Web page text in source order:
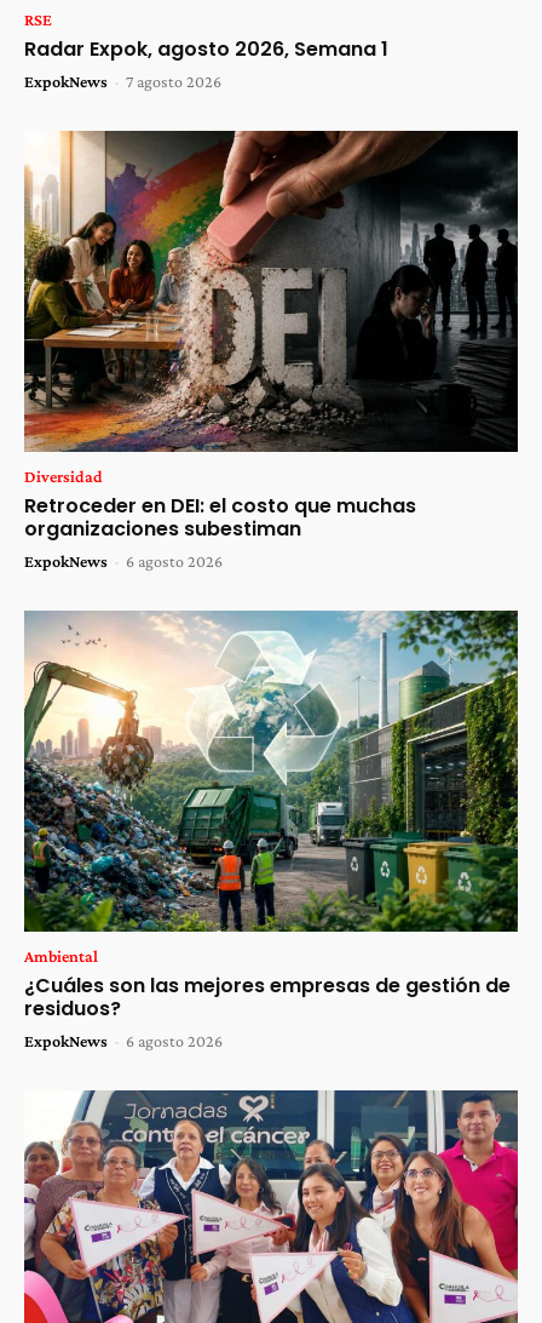
RSE
Radar Expok, agosto 2026, Semana 1
ExpokNews - 7 agosto 2026
Diversidad
Retroceder en DEI: el costo que muchas
organizaciones subestiman
ExpokNews - 6 agosto 2026
Ambiental
¿Cuáles son las mejores empresas de gestión de
residuos?
ExpokNews - 6 agosto 2026